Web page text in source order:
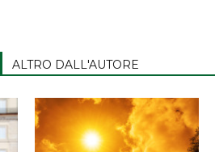
ALTRO DALL'AUTORE